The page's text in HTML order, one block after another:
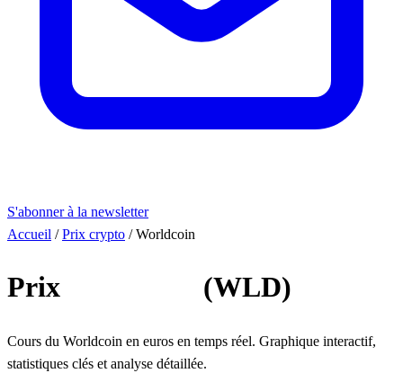
S'abonner à la newsletter
Accueil / Prix crypto / Worldcoin
Prix (WLD)
Cours du Worldcoin en euros en temps réel. Graphique interactif,
statistiques clés et analyse détaillée.